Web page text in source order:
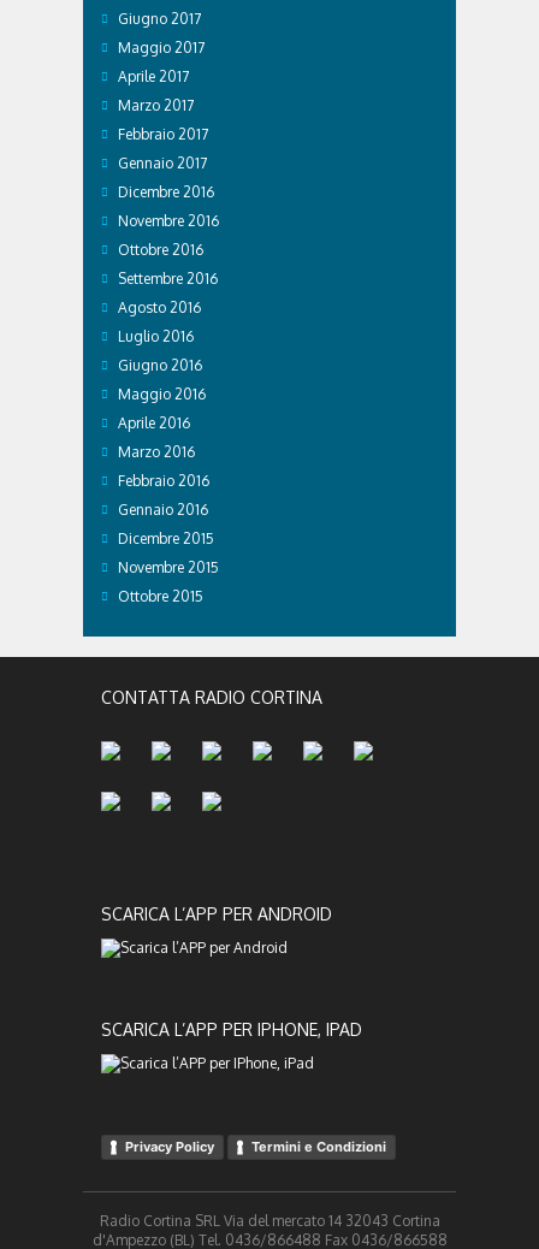
Giugno 2017
Maggio 2017
Aprile 2017
Marzo 2017
Febbraio 2017
Gennaio 2017
Dicembre 2016
Novembre 2016
Ottobre 2016
Settembre 2016
Agosto 2016
Luglio 2016
Giugno 2016
Maggio 2016
Aprile 2016
Marzo 2016
Febbraio 2016
Gennaio 2016
Dicembre 2015
Novembre 2015
Ottobre 2015
CONTATTA RADIO CORTINA
SCARICA L’APP PER ANDROID
SCARICA L’APP PER IPHONE, IPAD
Privacy Policy Termini e Condizioni
Radio Cortina SRL Via del mercato 14 32043 Cortina
d'Ampezzo (BL) Tel. 0436/866488 Fax 0436/866588